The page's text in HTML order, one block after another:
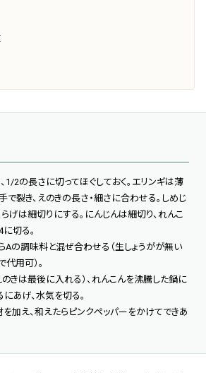
1/2の長さに切ってほぐしておく。エリンギは薄
で裂き、えのきの長さ・細さに合わせる。しめじ
らげは細切りにする。にんじんは細切り、れんこ
切る。
Aの調味料と混ぜ合わせる（生しょうがが無い
代用可）。
のきは最後に入れる）、れんこんを沸騰した鍋に
あげ、水気を切る。
加え、和えたらピンクペッパーをかけてできあ